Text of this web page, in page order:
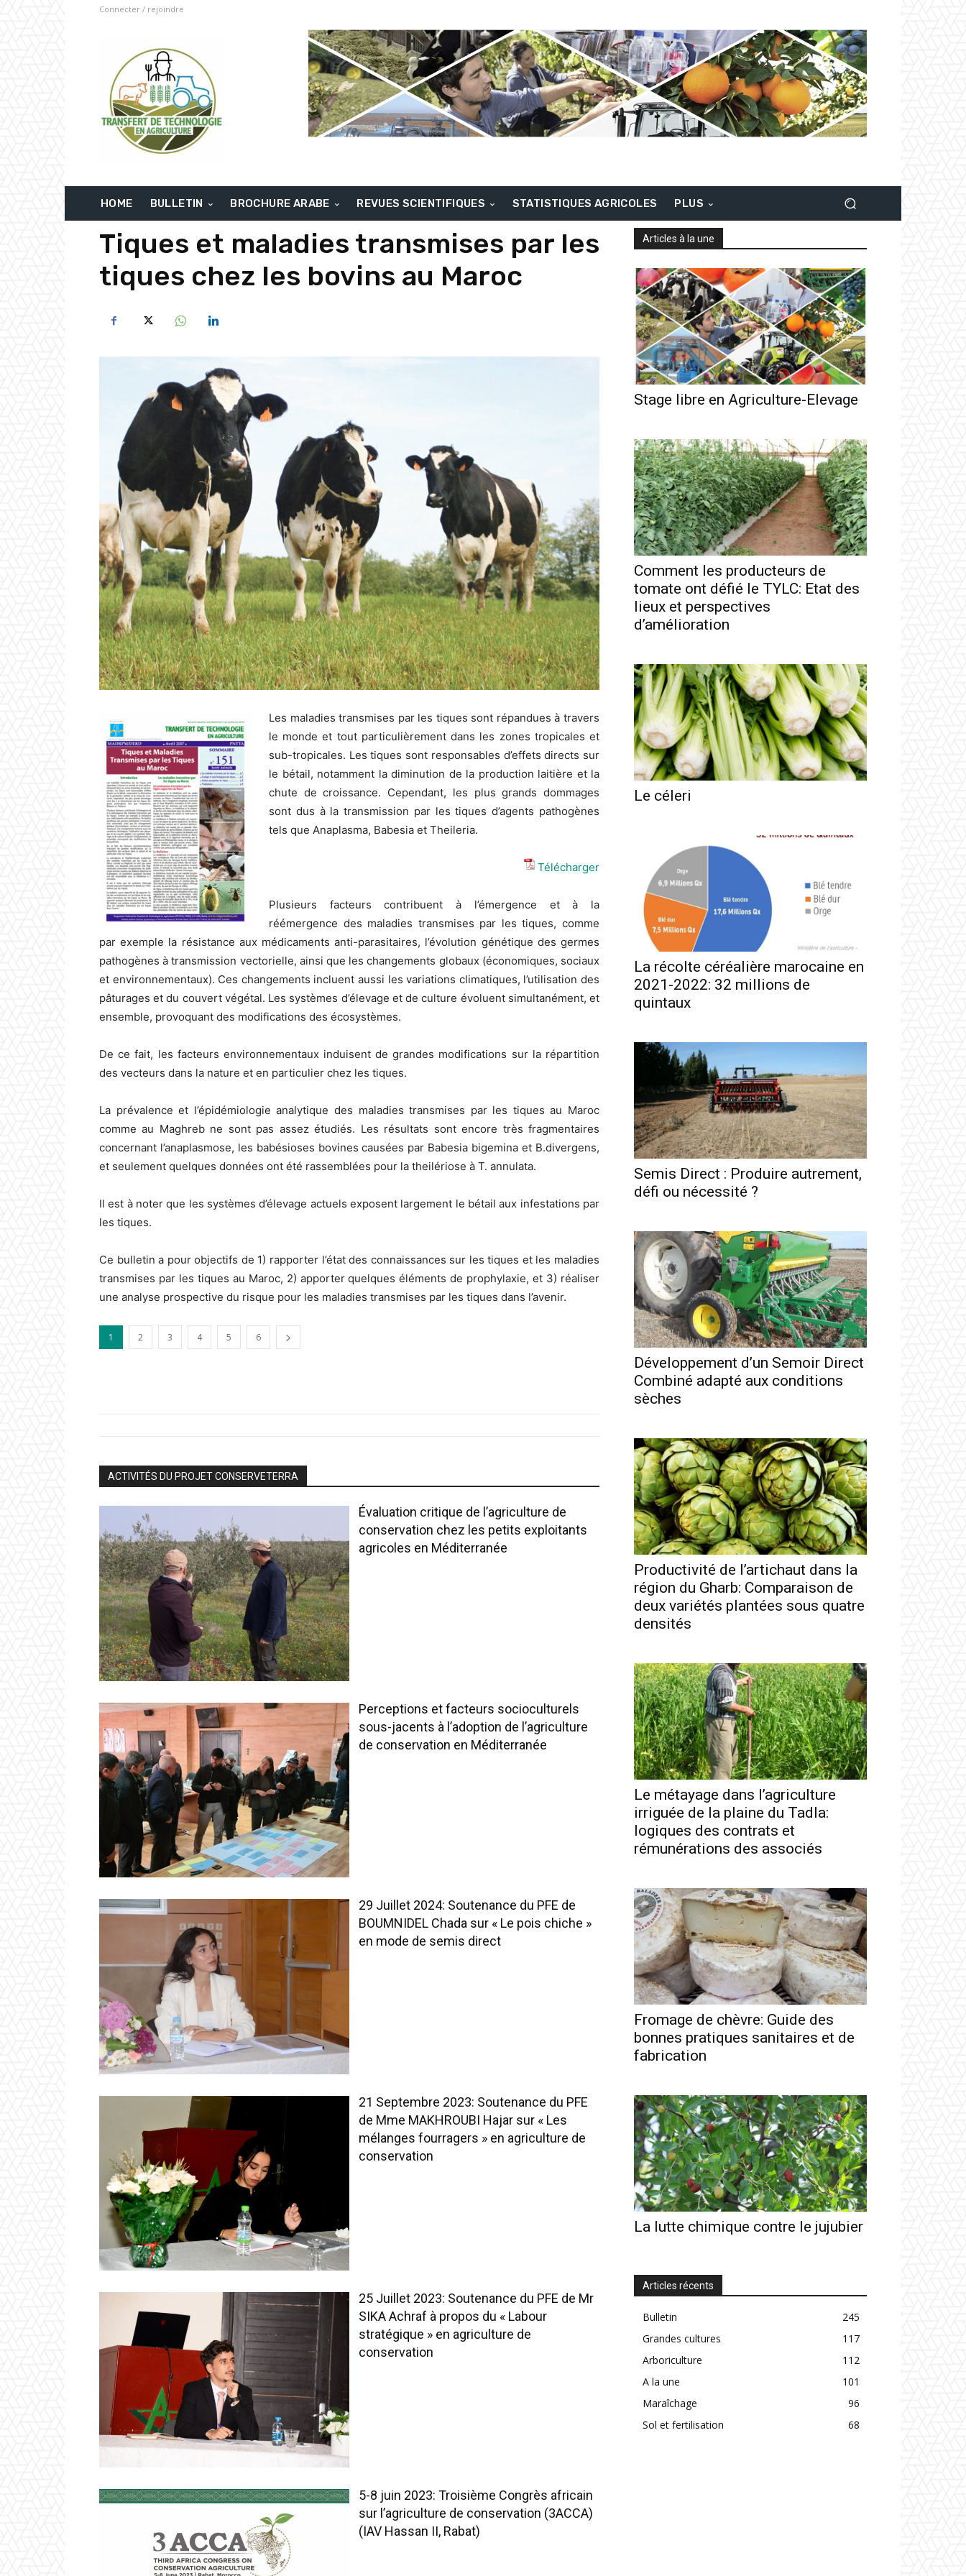
Connecter / rejoindre
HOME BULLETIN BROCHURE ARABE REVUES SCIENTIFIQUES STATISTIQUES AGRICOLES PLUS
Tiques et maladies transmises par les
tiques chez les bovins au Maroc
Les maladies transmises par les tiques sont répandues à travers
le monde et tout particulièrement dans les zones tropicales et
sub-tropicales. Les tiques sont responsables d’effets directs sur
le bétail, notamment la diminution de la production laitière et la
chute de croissance. Cependant, les plus grands dommages
sont dus à la transmission par les tiques d’agents pathogènes
tels que Anaplasma, Babesia et Theileria.
Télécharger
Plusieurs facteurs contribuent à l’émergence et à la
réémergence des maladies transmises par les tiques, comme
par exemple la résistance aux médicaments anti-parasitaires, l’évolution génétique des germes
pathogènes à transmission vectorielle, ainsi que les changements globaux (économiques, sociaux
et environnementaux). Ces changements incluent aussi les variations climatiques, l’utilisation des
pâturages et du couvert végétal. Les systèmes d’élevage et de culture évoluent simultanément, et
ensemble, provoquant des modifications des écosystèmes.
De ce fait, les facteurs environnementaux induisent de grandes modifications sur la répartition
des vecteurs dans la nature et en particulier chez les tiques.
La prévalence et l’épidémiologie analytique des maladies transmises par les tiques au Maroc
comme au Maghreb ne sont pas assez étudiés. Les résultats sont encore très fragmentaires
concernant l’anaplasmose, les babésioses bovines causées par Babesia bigemina et B.divergens,
et seulement quelques données ont été rassemblées pour la theilériose à T. annulata.
Il est à noter que les systèmes d’élevage actuels exposent largement le bétail aux infestations par
les tiques.
Ce bulletin a pour objectifs de 1) rapporter l’état des connaissances sur les tiques et les maladies
transmises par les tiques au Maroc, 2) apporter quelques éléments de prophylaxie, et 3) réaliser
une analyse prospective du risque pour les maladies transmises par les tiques dans l’avenir.
1 2 3 4 5 6
ACTIVITÉS DU PROJET CONSERVETERRA
Évaluation critique de l’agriculture de
conservation chez les petits exploitants
agricoles en Méditerranée
Perceptions et facteurs socioculturels
sous-jacents à l’adoption de l’agriculture
de conservation en Méditerranée
29 Juillet 2024: Soutenance du PFE de
BOUMNIDEL Chada sur « Le pois chiche »
en mode de semis direct
21 Septembre 2023: Soutenance du PFE
de Mme MAKHROUBI Hajar sur « Les
mélanges fourragers » en agriculture de
conservation
25 Juillet 2023: Soutenance du PFE de Mr
SIKA Achraf à propos du « Labour
stratégique » en agriculture de
conservation
5-8 juin 2023: Troisième Congrès africain
sur l’agriculture de conservation (3ACCA)
(IAV Hassan II, Rabat)
Articles à la une
Stage libre en Agriculture-Elevage
Comment les producteurs de
tomate ont défié le TYLC: Etat des
lieux et perspectives
d’amélioration
Le céleri
La récolte céréalière marocaine en
2021-2022: 32 millions de
quintaux
Semis Direct : Produire autrement,
défi ou nécessité ?
Développement d’un Semoir Direct
Combiné adapté aux conditions
sèches
Productivité de l’artichaut dans la
région du Gharb: Comparaison de
deux variétés plantées sous quatre
densités
Le métayage dans l’agriculture
irriguée de la plaine du Tadla:
logiques des contrats et
rémunérations des associés
Fromage de chèvre: Guide des
bonnes pratiques sanitaires et de
fabrication
La lutte chimique contre le jujubier
Articles récents
Bulletin
245
Grandes cultures
117
Arboriculture
112
A la une
101
Maraîchage
96
Sol et fertilisation
68